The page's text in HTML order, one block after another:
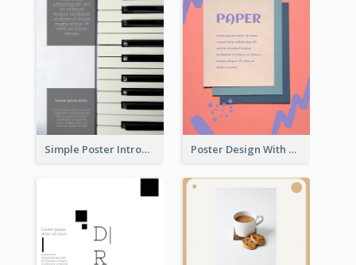
Simple Poster Introducing Information Of Piano Poster Design With Brush Stroke